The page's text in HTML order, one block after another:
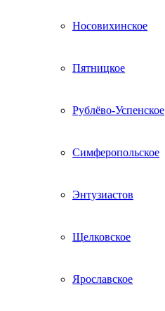
Носовихинское
Пятницкое
Рублёво-Успенское
Симферопольское
Энтузиастов
Щелковское
Ярославское